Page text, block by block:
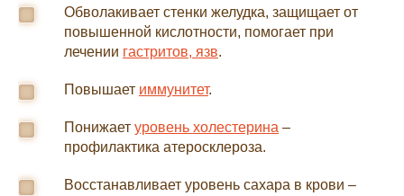
Обволакивает стенки желудка, защищает от
повышенной кислотности, помогает при
лечении гастритов, язв.
Повышает иммунитет.
Понижает уровень холестерина –
профилактика атеросклероза.
Восстанавливает уровень сахара в крови –